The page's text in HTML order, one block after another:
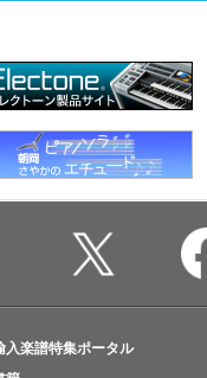
入楽譜特集ポータル